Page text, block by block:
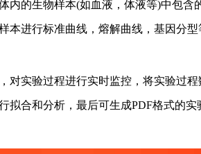
内的生物样本(如血液，体液等)中包含
本进行标准曲线，熔解曲线，基因分
对实验过程进行实时监控，将实验过程
合和分析，最后可生成PDF格式的实